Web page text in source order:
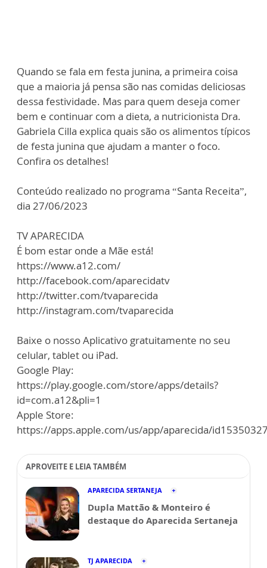
Quando se fala em festa junina, a primeira coisa
que a maioria já pensa são nas comidas deliciosas
dessa festividade. Mas para quem deseja comer
bem e continuar com a dieta, a nutricionista Dra.
Gabriela Cilla explica quais são os alimentos típicos
de festa junina que ajudam a manter o foco.
Confira os detalhes!
Conteúdo realizado no programa “Santa Receita”,
dia 27/06/2023
TV APARECIDA
É bom estar onde a Mãe está!
https://www.a12.com/
http://facebook.com/aparecidatv
http://twitter.com/tvaparecida
http://instagram.com/tvaparecida
Baixe o nosso Aplicativo gratuitamente no seu
celular, tablet ou iPad.
Google Play:
https://play.google.com/store/apps/details?
id=com.a12&pli=1
Apple Store:
https://apps.apple.com/us/app/aparecida/
APROVEITE E LEIA TAMBÉM
APARECIDA SERTANEJA
Dupla Mattão & Monteiro é
destaque do Aparecida Sertaneja
TJ APARECIDA